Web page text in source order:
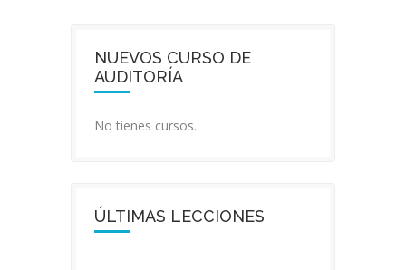
NUEVOS CURSO DE
AUDITORÍA
No tienes cursos.
ÚLTIMAS LECCIONES